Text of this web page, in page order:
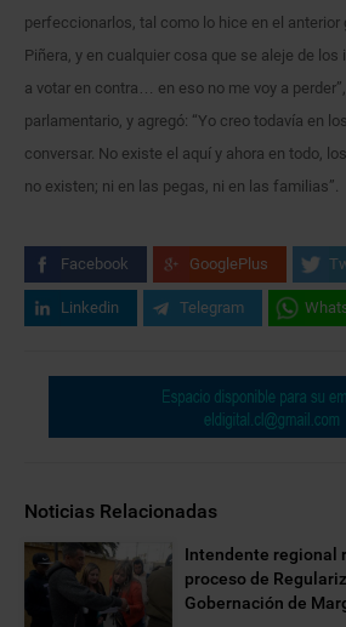
perfeccionarlos, tal como lo hice en el anterior
Piñera, y en cualquier cosa que se aleje de los
a votar en contra… en eso no me voy a
parlamentario, y agregó: “Yo creo todavía en
conversar. No existe el aquí y ahora en todo,
no existen; ni en las pegas, ni en las familias”.
Facebook GooglePlus
Linkedin Telegram
Noticias Relacionadas
Intendente regional
proceso de
Gobernación de